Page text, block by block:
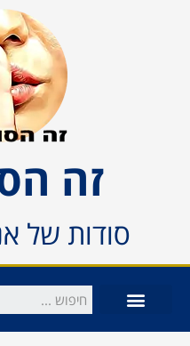
זה
סודות של